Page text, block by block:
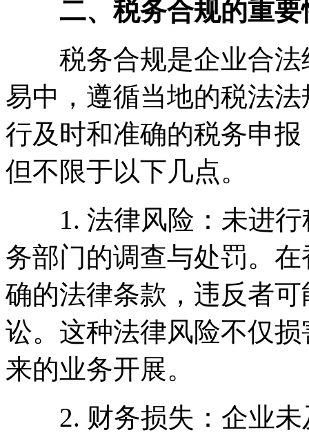
二、税务合规的重要
税务合规是企业合法
易中，遵循当地的税法
行及时和准确的税务申
但不限于以下几点。
1. 法律风险：未进行
务部门的调查与处罚。
确的法律条款，违反者
讼。这种法律风险不仅
来的业务开展。
2. 财务损失：企业未